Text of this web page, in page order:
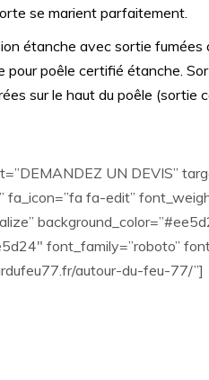
se marient parfaitement.
étanche avec sortie fumées
pour poêle certifié étanche.
sur le haut du poêle (sortie
UN DEVIS”
fa_icon=”fa fa-edit”
font_family=”roboto”
autour-du-feu-77/”]